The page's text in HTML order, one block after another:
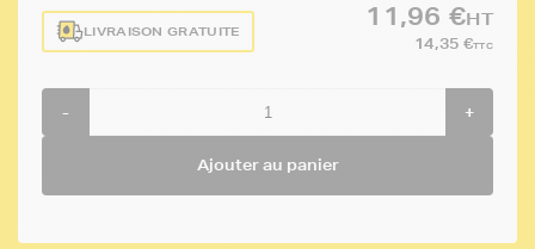
LIVRAISON GRATUITE
11,96 €HT
14,35 €TTC
- +
Ajouter au panier